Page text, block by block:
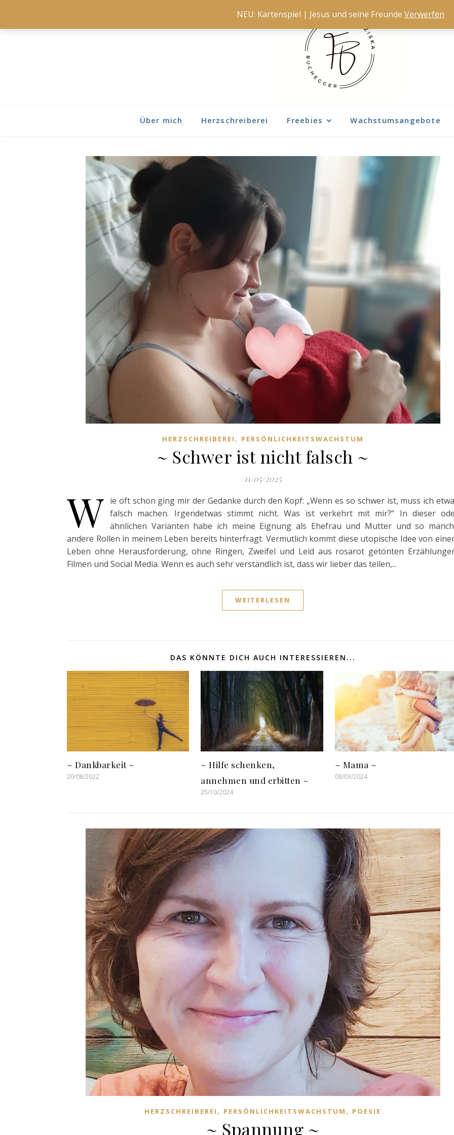
Über mich Herzschreiberei Freebies Wachstumsangebote
HERZSCHREIBEREI , PERSÖNLICHKEITSWACHSTUM
~ Schwer ist nicht falsch ~
11/05/2025
W ie oft schon ging mir der Gedanke durch den Kopf: „Wenn es so schwer ist, muss ich
falsch machen. Irgendetwas stimmt nicht. Was ist verkehrt mit mir?“ In dieser
ähnlichen Varianten habe ich meine Eignung als Ehefrau und Mutter und so
andere Rollen in meinem Leben bereits hinterfragt. Vermutlich kommt diese utopische Idee von
Leben ohne Herausforderung, ohne Ringen, Zweifel und Leid aus rosarot getönten
Filmen und Social Media. Wenn es auch sehr verständlich ist, dass wir lieber das teilen,...
WEITERLESEN
DAS KÖNNTE DICH AUCH INTERESSIEREN...
~ Dankbarkeit ~
20/08/2022
~ Hilfe schenken,
annehmen und erbitten ~
25/10/2024
~ Mama ~
08/03/2024
HERZSCHREIBEREI , PERSÖNLICHKEITSWACHSTUM , POESIE
~ Spannung ~
NEU: Kartenspiel | Jesus und seine Freunde Verwerfen